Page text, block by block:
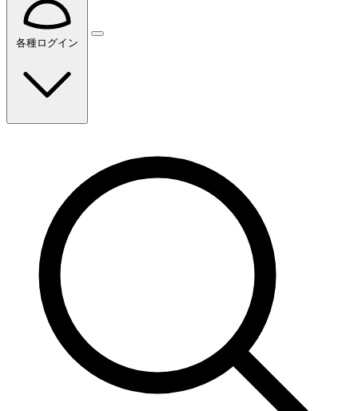
各種ログイン